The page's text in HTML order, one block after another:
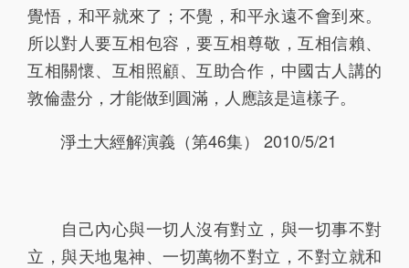
覺悟，和平就來了；不覺，和平永遠不會到來。
所以對人要互相包容，要互相尊敬，互相信賴、
互相關懷、互相照顧、互助合作，中國古人講的
敦倫盡分，才能做到圓滿，人應該是這樣子。
淨土大經解演義（第46集） 2010/5/21
自己內心與一切人沒有對立，與一切事不對
立，與天地鬼神、一切萬物不對立，不對立就和